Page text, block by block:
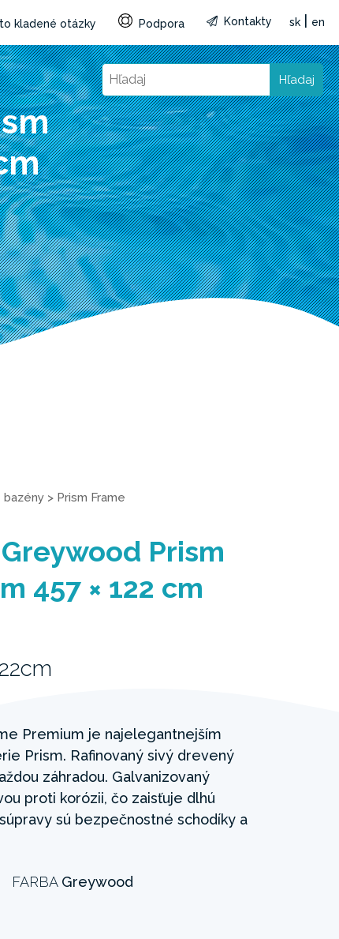
kladené otázky Podpora Kontakty sk en
Hľadaj
bazény > Prism Frame
Prism
457 × 122 cm
Premium je najelegantnejším
Prism. Rafinovaný sivý drevený
záhradou. Galvanizovaný
proti korózii, čo zaisťuje dlhú
sú bezpečnostné schodíky a
FARBA Greywood